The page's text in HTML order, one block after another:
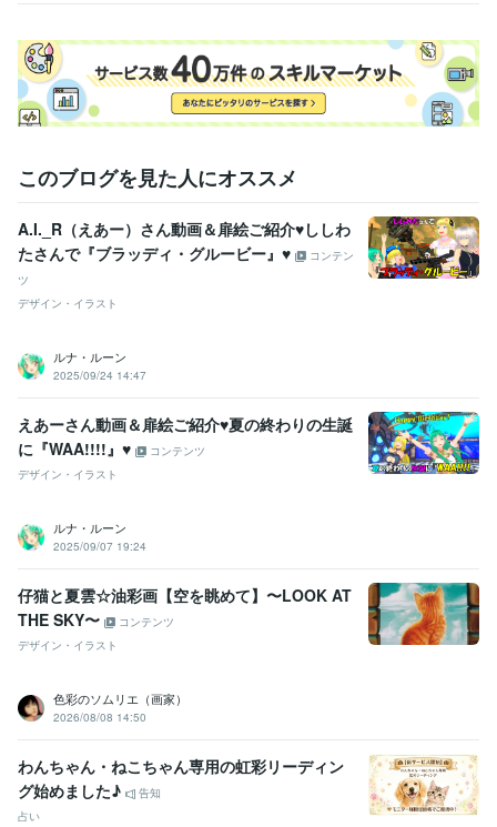
このブログを見た人にオススメ
A.I._R（えあー）さん動画＆扉絵ご紹介♥ししわ
たさんで『ブラッディ・グルービー』♥
コンテン
ツ
デザイン・イラスト
ルナ・ルーン
2025/09/24 14:47
えあーさん動画＆扉絵ご紹介♥夏の終わりの生誕
に『WAA!!!!』♥
コンテンツ
デザイン・イラスト
ルナ・ルーン
2025/09/07 19:24
仔猫と夏雲☆油彩画【空を眺めて】〜LOOK AT
THE SKY〜
コンテンツ
デザイン・イラスト
色彩のソムリエ（画家）
2026/08/08 14:50
わんちゃん・ねこちゃん専用の虹彩リーディン
グ始めました♪
告知
占い